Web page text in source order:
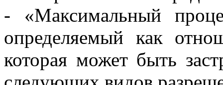
- «Максимальный
определяемый как
которая может быть